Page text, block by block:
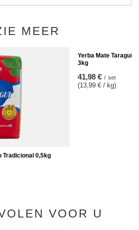
MEER
Tradicional 0,5kg
Yerba Mate Taragui
3kg
41,98 € / set
(13,99 € / kg)
VOOR U